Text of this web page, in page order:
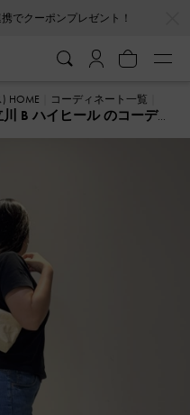
でクーポンプレゼント！
HOME
コーディネート一覧
B ハイヒール のコーディ